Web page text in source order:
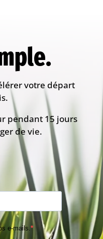
votre départ
pendant 15 jours
de vie.
e-mails.